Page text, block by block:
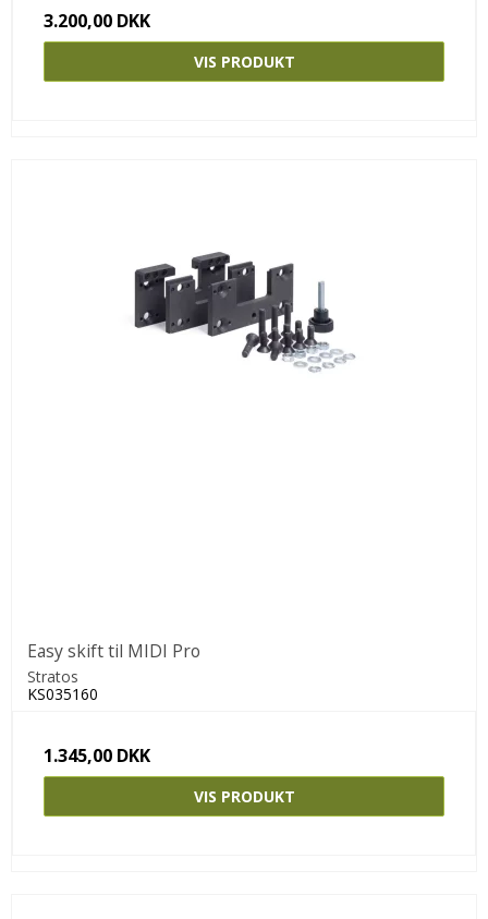
3.200,00 DKK
VIS PRODUKT
Easy skift til MIDI Pro
Stratos
KS035160
1.345,00 DKK
VIS PRODUKT